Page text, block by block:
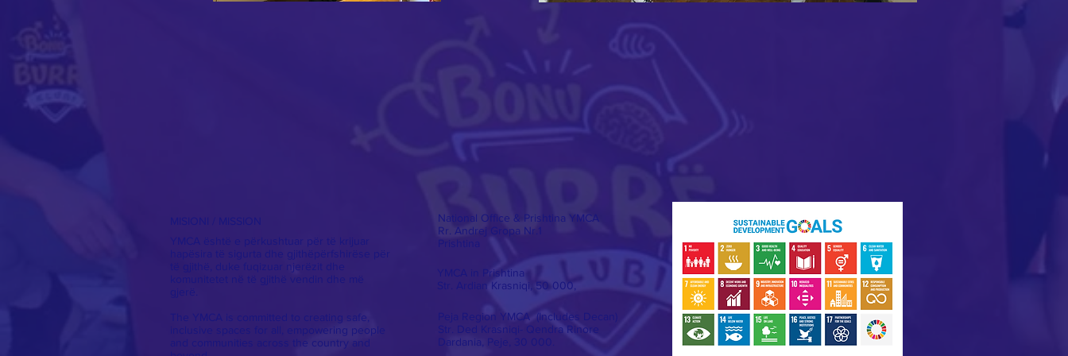
MISIONI / MISSION
YMCA është e përkushtuar për të krijuar
hapësira të sigurta dhe gjithëpërfshirëse për
të gjithë, duke fuqizuar njerëzit dhe
komunitetet në të gjithë vendin dhe më
gjerë.
The YMCA is committed to creating safe,
inclusive spaces for all, empowering people
and communities across the country and
National Office & Prishtina YMCA
Rr. Andrej Gropa Nr.1
Prishtina
YMCA in Prishtina
Str. Ardian Krasniqi , 50 000,
Peja Region YMCA (Includes Decan)
Str. Ded Krasniqi- Qendra Rinore
Dardania, Peje, 30 000.